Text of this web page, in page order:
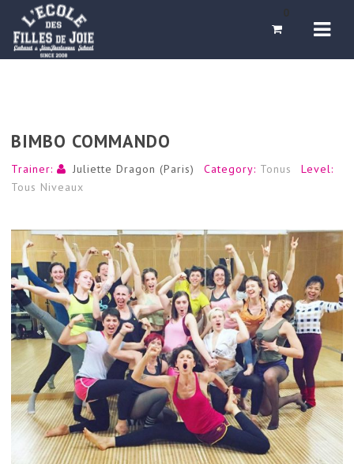
0
BIMBO COMMANDO
Trainer: Juliette Dragon (Paris) Category: Tonus
Level:
Tous Niveaux